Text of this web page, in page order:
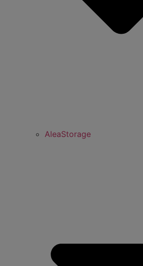
AleaStorage